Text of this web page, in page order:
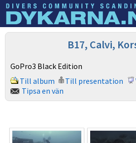
Dyknyheter B17, Calvi,
GoPro3 Black Edition
Till album
Till presentation
Tipsa en vän